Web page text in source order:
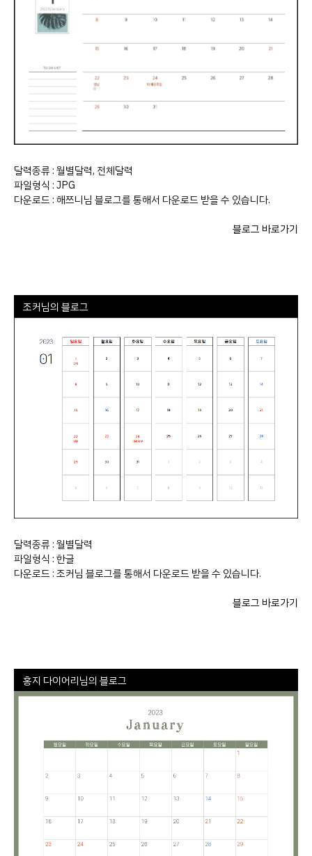
달력종류 : 월별달력, 전체달력
파일형식 : JPG
다운로드 : 해쯔니님 블로그를 통해서 다운로드 받을 수 있습니다.
블로그 바로가기
조커님의 블로그
달력종류 : 월별달력
파일형식 : 한글
다운로드 : 조커님 블로그를 통해서 다운로드 받을 수 있습니다.
블로그 바로가기
홍지 다이어리님의 블로그